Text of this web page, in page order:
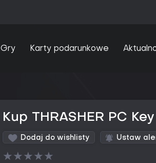
Gry Karty podarunkowe
Kup THRASHER PC Key
Dodaj do wishlisty Ustaw
★★★★★